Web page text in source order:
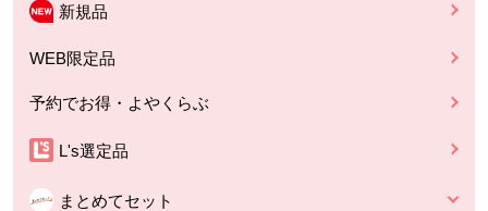
新規品
WEB限定品
予約でお得・よやくらぶ
L's選定品
まとめてセット